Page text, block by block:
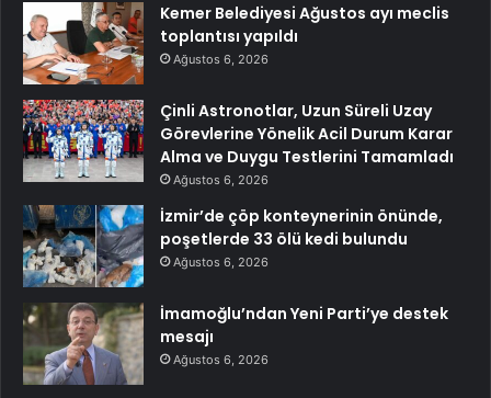
Kemer Belediyesi Ağustos ayı meclis
toplantısı yapıldı
Ağustos 6, 2026
Çinli Astronotlar, Uzun Süreli Uzay
Görevlerine Yönelik Acil Durum Karar
Alma ve Duygu Testlerini Tamamladı
Ağustos 6, 2026
İzmir’de çöp konteynerinin önünde,
poşetlerde 33 ölü kedi bulundu
Ağustos 6, 2026
İmamoğlu’ndan Yeni Parti’ye destek
mesajı
Ağustos 6, 2026